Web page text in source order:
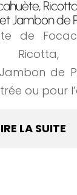
Jambon de
de
Ricotta,
de
ou pour
LA SUITE